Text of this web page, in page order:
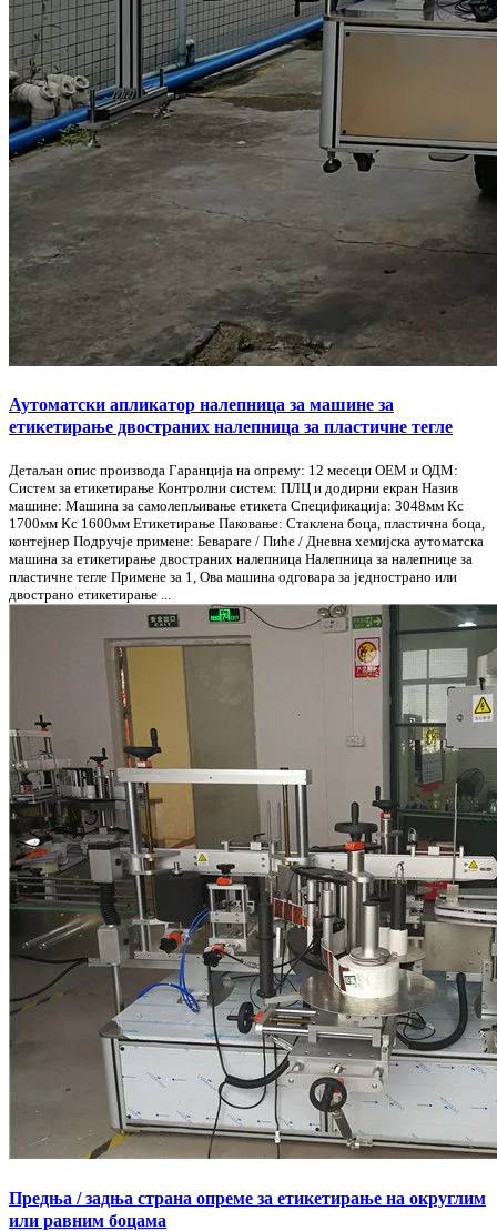
Аутоматски апликатор налепница за машине за
етикетирање двостраних налепница за пластичне тегле
Детаљан опис производа Гаранција на опрему: 12 месеци ОЕМ и ОДМ:
Систем за етикетирање Контролни систем: ПЛЦ и додирни екран Назив
машине: Машина за самолепљивање етикета Спецификација: 3048мм Кс
1700мм Кс 1600мм Етикетирање Паковање: Стаклена боца, пластична боца,
контејнер Подручје примене: Бевараге / Пиће / Дневна хемијска аутоматска
машина за етикетирање двостраних налепница Налепница за налепнице за
пластичне тегле Примене за 1, Ова машина одговара за једнострано или
двострано етикетирање ...
Предња / задња страна опреме за етикетирање на округлим
или равним боцама